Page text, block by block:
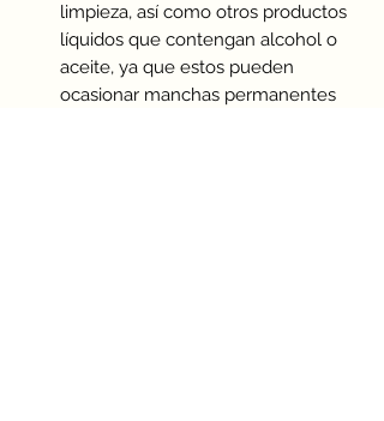
limpieza, así como otros productos
líquidos que contengan alcohol o
aceite, ya que estos pueden
ocasionar manchas permanentes